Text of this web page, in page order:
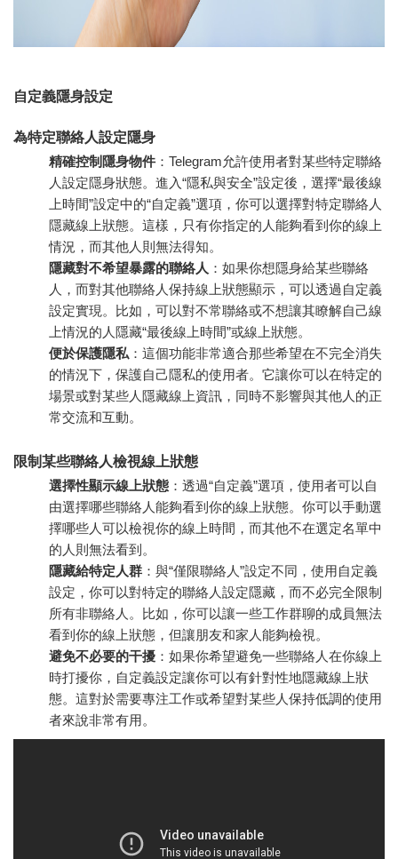
自定義隱身設定
為特定聯絡人設定隱身
精確控制隱身物件 ：Telegram允許使用者對某些特定聯絡
人設定隱身狀態。進入“隱私與安全”設定後，選擇“最後線
上時間”設定中的“自定義”選項，你可以選擇對特定聯絡人
隱藏線上狀態。這樣，只有你指定的人能夠看到你的線上
情況，而其他人則無法得知。
隱藏對不希望暴露的聯絡人 ：如果你想隱身給某些聯絡
人，而對其他聯絡人保持線上狀態顯示，可以透過自定義
設定實現。比如，可以對不常聯絡或不想讓其瞭解自己線
上情況的人隱藏“最後線上時間”或線上狀態。
便於保護隱私 ：這個功能非常適合那些希望在不完全消失
的情況下，保護自己隱私的使用者。它讓你可以在特定的
場景或對某些人隱藏線上資訊，同時不影響與其他人的正
常交流和互動。
限制某些聯絡人檢視線上狀態
選擇性顯示線上狀態 ：透過“自定義”選項，使用者可以自
由選擇哪些聯絡人能夠看到你的線上狀態。你可以手動選
擇哪些人可以檢視你的線上時間，而其他不在選定名單中
的人則無法看到。
隱藏給特定人群 ：與“僅限聯絡人”設定不同，使用自定義
設定，你可以對特定的聯絡人設定隱藏，而不必完全限制
所有非聯絡人。比如，你可以讓一些工作群聊的成員無法
看到你的線上狀態，但讓朋友和家人能夠檢視。
避免不必要的干擾 ：如果你希望避免一些聯絡人在你線上
時打擾你，自定義設定讓你可以有針對性地隱藏線上狀
態。這對於需要專注工作或希望對某些人保持低調的使用
者來說非常有用。